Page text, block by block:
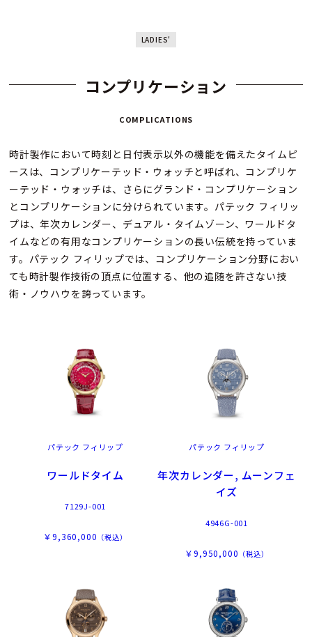
LADIES'
コンプリケーション
COMPLICATIONS
時計製作において時刻と日付表示以外の機能を備えたタイムピ
ースは、コンプリケーテッド・ウォッチと呼ばれ、コンプリケ
ーテッド・ウォッチは、さらにグランド・コンプリケーション
とコンプリケーションに分けられています。パテック フィリッ
プは、年次カレンダー、デュアル・タイムゾーン、ワールドタ
イムなどの有用なコンプリケーションの長い伝統を持っていま
す。パテック フィリップでは、コンプリケーション分野におい
ても時計製作技術の頂点に位置する、他の追随を許さない技
術・ノウハウを誇っています。
パテック フィリップ
ワールドタイム
7129J-001
￥9,360,000 （税込）
パテック フィリップ
年次カレンダー, ムーンフェ
イズ
4946G-001
￥9,950,000 （税込）